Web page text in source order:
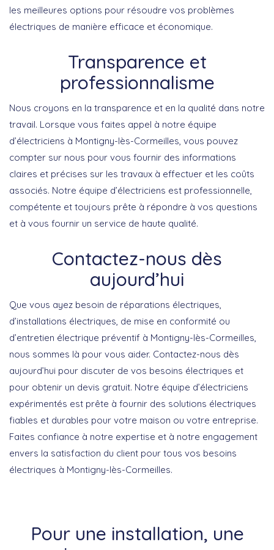
les meilleures options pour résoudre vos problèmes
électriques de manière efficace et économique.
Transparence et
professionnalisme
Nous croyons en la transparence et en la qualité dans notre
travail. Lorsque vous faites appel à notre équipe
d’électriciens à Montigny-lès-Cormeilles, vous pouvez
compter sur nous pour vous fournir des informations
claires et précises sur les travaux à effectuer et les coûts
associés. Notre équipe d’électriciens est professionnelle,
compétente et toujours prête à répondre à vos questions
et à vous fournir un service de haute qualité.
Contactez-nous dès
aujourd’hui
Que vous ayez besoin de réparations électriques,
d’installations électriques, de mise en conformité ou
d’entretien électrique préventif à Montigny-lès-Cormeilles,
nous sommes là pour vous aider. Contactez-nous dès
aujourd’hui pour discuter de vos besoins électriques et
pour obtenir un devis gratuit. Notre équipe d’électriciens
expérimentés est prête à fournir des solutions électriques
fiables et durables pour votre maison ou votre entreprise.
Faites confiance à notre expertise et à notre engagement
envers la satisfaction du client pour tous vos besoins
électriques à Montigny-lès-Cormeilles.
Pour une installation, une